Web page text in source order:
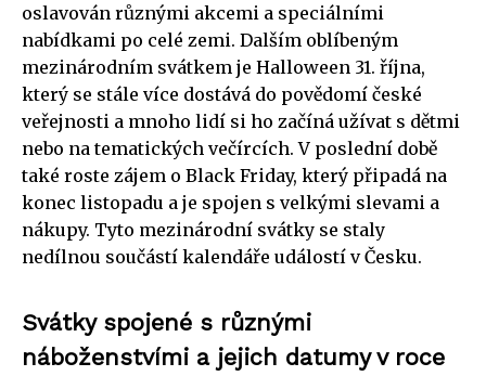
oslavován různými akcemi a speciálními
nabídkami po celé zemi. Dalším oblíbeným
mezinárodním svátkem je Halloween 31. října,
který se stále více dostává do povědomí české
veřejnosti a mnoho lidí si ho začíná užívat s dětmi
nebo na tematických večírcích. V poslední době
také roste zájem o Black Friday, který připadá na
konec listopadu a je spojen s velkými slevami a
nákupy. Tyto mezinárodní svátky se staly
nedílnou součástí kalendáře událostí v Česku.
Svátky spojené s různými
náboženstvími a jejich datumy v roce